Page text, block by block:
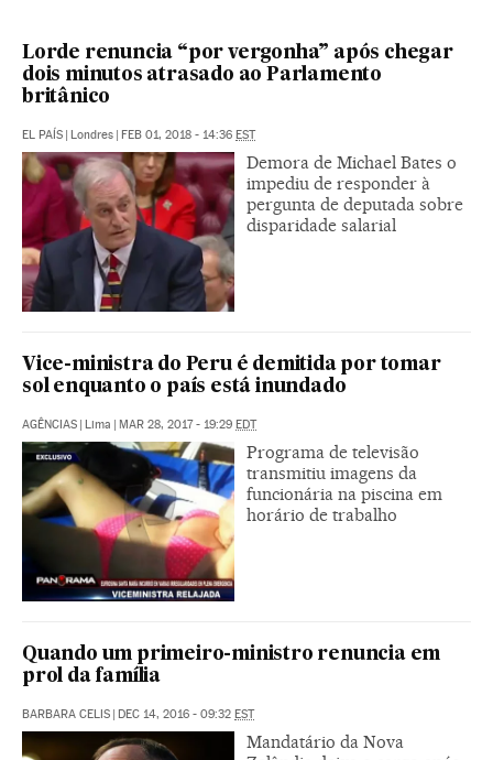
Lorde renuncia “por vergonha” após chegar
dois minutos atrasado ao Parlamento
britânico
EL PAÍS | Londres | FEB 01, 2018 - 14:36 EST
Demora de Michael Bates o
impediu de responder à
pergunta de deputada sobre
disparidade salarial
Vice-ministra do Peru é demitida por tomar
sol enquanto o país está inundado
AGÊNCIAS | Lima | MAR 28, 2017 - 19:29 EDT
Programa de televisão
transmitiu imagens da
funcionária na piscina em
horário de trabalho
Quando um primeiro-ministro renuncia em
prol da família
BARBARA CELIS | DEC 14, 2016 - 09:32 EST
Mandatário da Nova